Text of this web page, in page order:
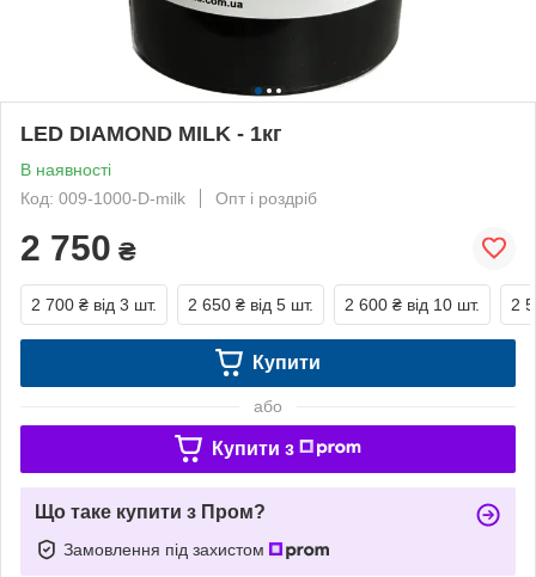
LED DIAMOND MILK - 1кг
В наявності
Код: 009-1000-D-milk
Опт і роздріб
2 750 ₴
2 700 ₴ від 3 шт. 2 650 ₴ від 5 шт. 2 600 ₴ від 10 шт. 2
Купити
або
Купити з
Що таке купити з Пром?
Замовлення під захистом